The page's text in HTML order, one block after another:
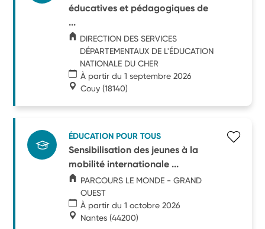
éducatives et pédagogiques de
...
DIRECTION DES SERVICES
DÉPARTEMENTAUX DE L'ÉDUCATION
NATIONALE DU CHER
À partir du 1 septembre 2026
Couy (18140)
ÉDUCATION POUR TOUS
Sensibilisation des jeunes à la
mobilité internationale ...
PARCOURS LE MONDE - GRAND
OUEST
À partir du 1 octobre 2026
Nantes (44200)